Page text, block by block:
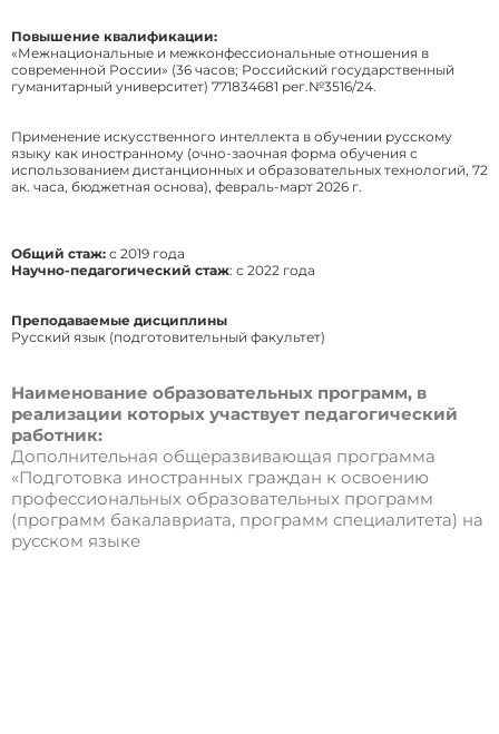
Повышение квалификации:
«Межнациональные и межконфессиональные отношения в
современной России» (36 часов; Российский государственный
гуманитарный университет) 771834681 рег.№3516/24.
Применение искусственного интеллекта в обучении русскому
языку как иностранному (очно-заочная форма обучения с
использованием дистанционных и образовательных технологий, 72
ак. часа, бюджетная основа), февраль-март 2026 г.
Общий стаж: с 2019 года
Научно-педагогический стаж: с 2022 года
Преподаваемые дисциплины
Русский язык (подготовительный факультет)
Наименование образовательных программ, в
реализации которых участвует педагогический
работник:
Дополнительная общеразвивающая программа
«Подготовка иностранных граждан к освоению
профессиональных образовательных программ
(программ бакалавриата, программ специалитета) на
русском языке